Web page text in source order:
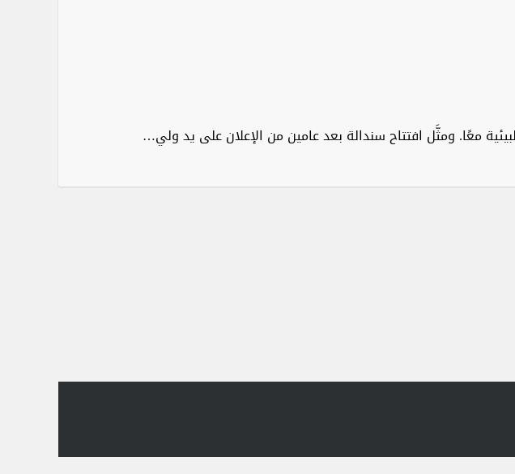
معًا. ومثَّل افتتاح سندالة بعد عامين من الإعلان على يد ولي…